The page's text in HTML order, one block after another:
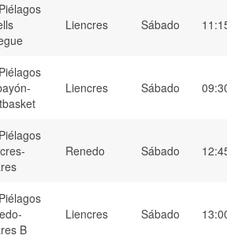
Liencres Sábado
Liencres Sábado
Renedo Sábado
B
Liencres Sábado